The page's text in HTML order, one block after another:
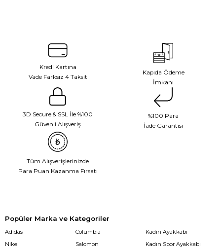
Kredi Kartına
Vade Farksız 4 Taksit
Kapıda Ödeme
İmkanı
3D Secure & SSL İle %100
Güvenli Alışveriş
%100 Para
İade Garantisi
Tüm Alışverişlerinizde
Para Puan Kazanma Fırsatı
Popüler Marka ve Kategoriler
Adidas
Nike
Columbia
Salomon
Kadın Ayakkabı
Kadın Spor Ayakkabı